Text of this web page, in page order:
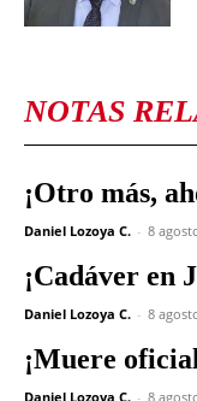
NOTAS
¡Otro más,
Daniel Lozoya C. - 8
¡Cadáver en
Daniel Lozoya C. - 8
¡Muere
Daniel Lozoya C. - 8